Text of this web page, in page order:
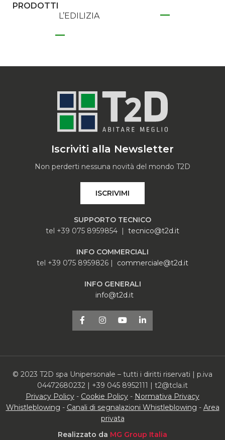
PRODOTTI
L’EDILIZIA
Iscriviti alla Newsletter
Non perderti nessuna novità del mondo T2D
ISCRIVIMI
SUPPORTO TECNICO
tel +39 075 8959854 | tecnico@t2d.it
INFO COMMERCIALI
tel +39 075 8959826 | commerciale@t2d.it
INFO GENERALI
info@t2d.it
© 2023 T2D spa Unipersonale – tutti i diritti riservati | p.iva
04472680232 | +39 045 8952111 | t2@tcla.it
Privacy Policy - Cookie Policy - Normativa Privacy
Whistleblowing - Canali di segnalazioni Whistleblowing - Area
privata
Realizzato da MG Group Italia